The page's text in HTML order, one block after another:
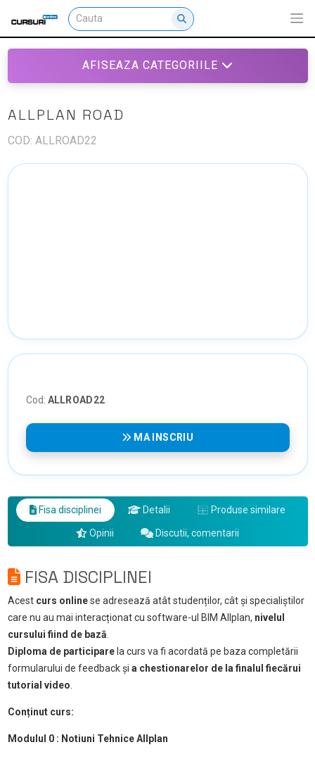
AFISEAZA CATEGORIILE
ALLPLAN ROAD
COD: ALLROAD22
Cod: ALLROAD22
MA INSCRIU
Fisa disciplinei Detalii Produse similare
Opinii Discutii, comentarii
FISA DISCIPLINEI
Acest curs onlinese adresează atât studenților, cât și specialiștilor
care nu au mai interacționat cu software-ul BIM Allplan, nivelul
cursului fiind de bază.
Diploma de participarela curs va fi acordată pe baza completării
formularului de feedback și a chestionarelor de la finalul fiecărui
tutorial video.
Conținut curs:
Modulul 0 : Notiuni Tehnice Allplan